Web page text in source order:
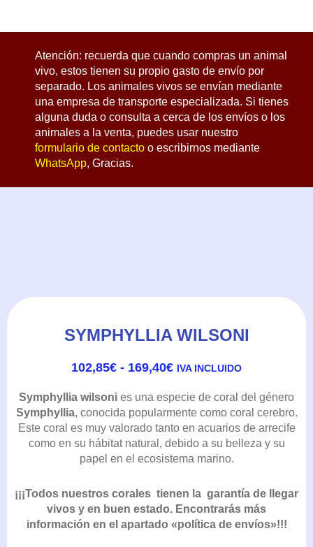
Atención: recuerda que cuando compras un animal
vivo, estos tienen su propio gasto de envío por
separado. Los animales vivos se envían mediante
una empresa de transporte especializada. Si tienes
alguna duda o consulta a cerca de los envíos o los
animales a la venta, puedes usar nuestro
formulario de contacto o escribirnos mediante
WhatsApp, Gracias.
SYMPHYLLIA WILSONI
102,85€ - 169,40€DE
DESDE
102,85€
HASTA
169,40€
IVA INCLUIDO
Symphyllia wilsoni es una especie de coral del género
Symphyllia, conocida popularmente como coral cerebro.
Este coral es muy valorado tanto en acuarios de arrecife
como en su hábitat natural, debido a su belleza y su
papel en el ecosistema marino.
¡¡¡Todos nuestros corales tienen la garantía de llegar
vivos y en buen estado. Encontrarás más
información en el apartado «política de envíos»!!!